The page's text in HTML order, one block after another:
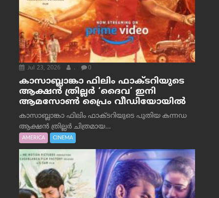
Jul 23, 2026 . 0
കാസാബ്ലാങ്കാ ഫിലിം ഫാക്ടറിയുടെ
ആക്ഷൻ ത്രില്ലർ ‘ദൈവ’ ഇനി
ആമസോൺ പ്രൈം വീഡിയോയിൽ
കാസാബ്ലാങ്കാ ഫിലിം ഫാക്ടറിയുടെ പുതിയ കന്നഡ
ആക്ഷൻ ത്രില്ലർ ചിത്രമായ...
AMERICA CINEMA